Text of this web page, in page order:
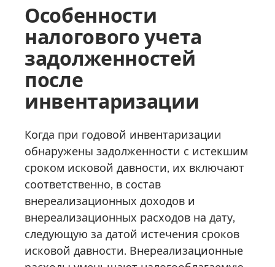
Особенности
налогового учета
задолженностей
после
инвентаризации
Когда при годовой инвентаризации
обнаружены задолженности с истекшим
сроком исковой давности, их включают
соответственно, в состав
внереализационных доходов и
внереализационных расходов на дату,
следующую за датой истечения сроков
исковой давности. Внереализационные